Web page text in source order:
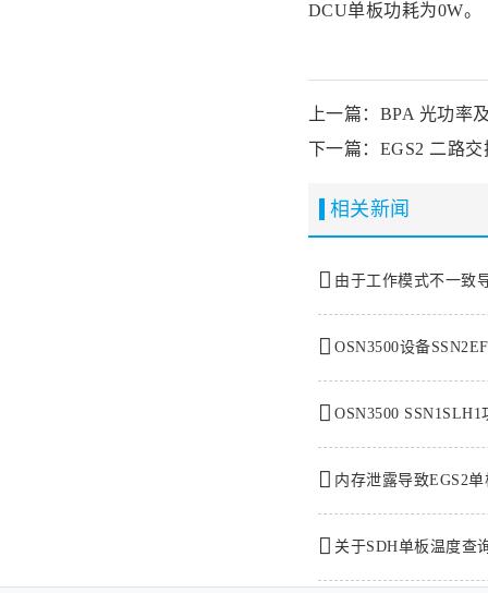
DCU单板功耗为0W。
上一篇：BPA 光功率
下一篇：EGS2 二路
相关新闻
由于工作模式不一致
OSN3500设备
OSN3500
内存泄露导致EGS2
关于SDH单板温度查